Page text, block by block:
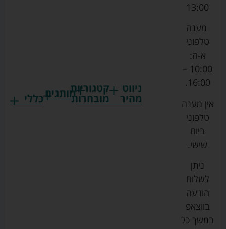
ניווט
מהיר
קטגוריות
מובחרותמותגים
גרקו
כללי
13:00
מענה
טלפוני
א-ה:
10:00 –
16:00.
אין מענה
טלפוני
ביום
שישי.
ניתן
לשלוח
הודעה
בווצאפ
במשך כל